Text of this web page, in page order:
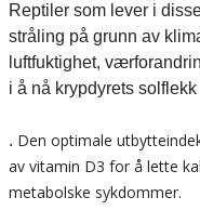
Reptiler som lever i
stråling på grunn av
luftfuktighet,
i å nå krypdyrets solflekk
. Den optimale
av vitamin D3 for å lette
metabolske sykdommer.